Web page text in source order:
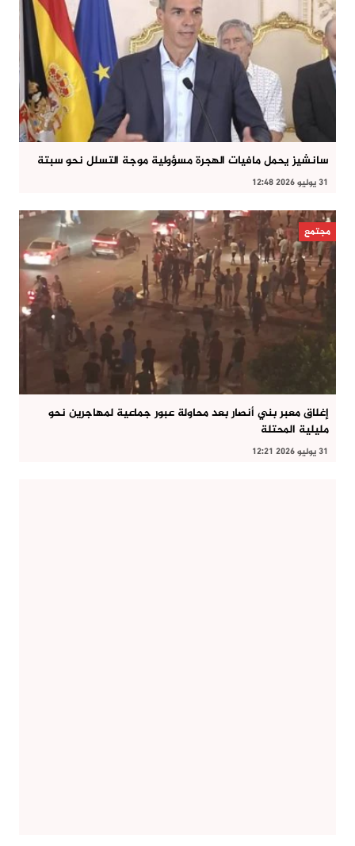
سانشيز يحمل مافيات الهجرة مسؤولية موجة التسلل نحو سبتة
31 يوليو 2026 12:48
مجتمع
إغلاق معبر بني أنصار بعد محاولة عبور جماعية لمهاجرين نحو
مليلية المحتلة
31 يوليو 2026 12:21